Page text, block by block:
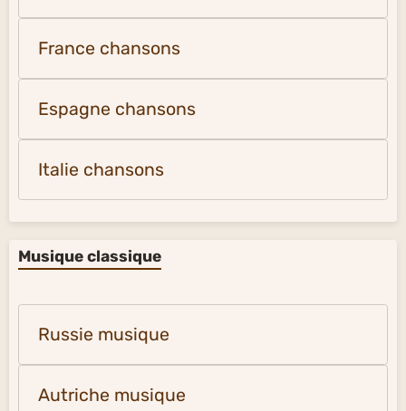
France chansons
Espagne chansons
Italie chansons
Musique classique
Russie musique
Autriche musique